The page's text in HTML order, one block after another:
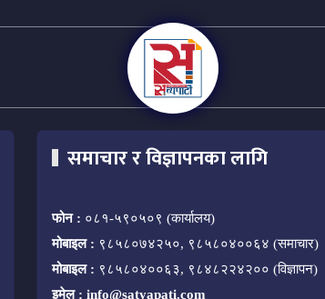
समाचार र विज्ञापनका लागि
फोन : ०८१-५९०५०९ (कार्यालय)
मोबाइल : ९८५८०७४२५०, ९८५८०४००६४ (समाचार)
मोबाइल : ९८५८०४००६३, ९८४८२२४२०० (विज्ञापन)
इमेल : info@satyapati.com